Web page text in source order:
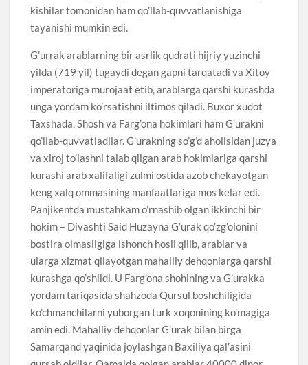
kishilar tomonidan ham qo’llab-quvvatlanishiga
tayanishi mumkin edi.
G’urrak arablarning bir asrlik qudrati hijriy yuzinchi
yilda (719 yil) tugaydi degan gapni tarqatadi va Xitoy
imperatoriga murojaat etib, arablarga qarshi kurashda
unga yordam ko’rsatishni iltimos qiladi. Buxor xudot
Taxshada, Shosh va Farg’ona hokimlari ham G’urakni
qo’llab-quvvatladilar. G’urakning so’g’d aholisidan juzya
va xiroj to’lashni talab qilgan arab hokimlariga qarshi
kurashi arab xalifaligi zulmi ostida azob chekayotgan
keng xalq ommasining manfaatlariga mos kelar edi.
Panjikentda mustahkam o’rnashib olgan ikkinchi bir
hokim – Divashti Said Huzayna G’urak qo’zg’olonini
bostira olmasligiga ishonch hosil qilib, arablar va
ularga xizmat qilayotgan mahalliy dehqonlarga qarshi
kurashga qo’shildi. U Farg’ona shohining va G’urakka
yordam tariqasida shahzoda Qursul boshchiligida
ko’chmanchilarni yuborgan turk xoqonining ko’magiga
amin edi. Mahalliy dehqonlar G’urak bilan birga
Samarqand yaqinida joylashgan Baxiliya qal’asini